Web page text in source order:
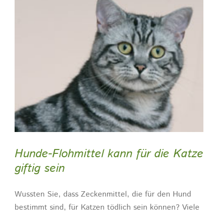
Hunde-Flohmittel kann für die Katze
giftig sein
Wussten Sie, dass Zeckenmittel, die für den Hund
bestimmt sind, für Katzen tödlich sein können? Viele